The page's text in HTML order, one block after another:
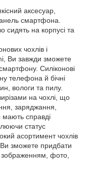
аксесуар,
смартфона.
сидять на корпусі та
чохлів і
Ви завжди зможете
Силіконові
телефона й бічні
вологи та пилу.
на чохлі, що
заряджання,
мають справді
статус
асортимент чохлів
зможете придбати
зображенням, фото,